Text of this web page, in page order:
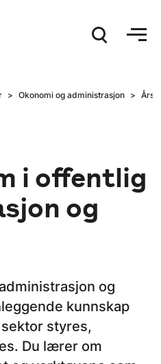
Okonomi og administrasjon
i offentlig
og
og
kunnskap
styres,
Du lærer om